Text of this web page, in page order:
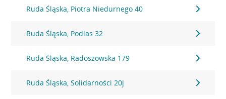
Ruda Śląska, Piotra Niedurnego 40
Ruda Śląska, Podlas 32
Ruda Śląska, Radoszowska 179
Ruda Śląska, Solidarności 20j